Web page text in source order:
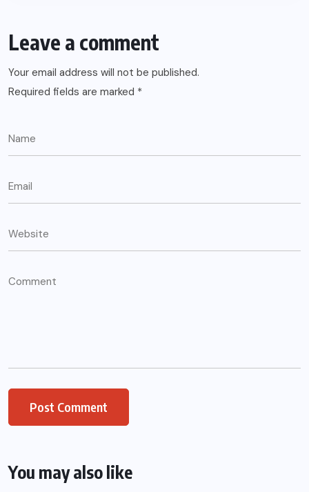
Leave a comment
Your email address will not be published.
Required fields are marked *
You may also like